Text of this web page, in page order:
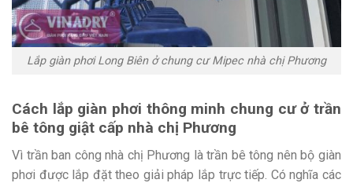
Lắp giàn phơi Long Biên ở chung cư Mipec nhà chị Phương
Cách lắp giàn phơi thông minh chung cư ở trần
bê tông giật cấp nhà chị Phương
Vì trần ban công nhà chị Phương là trần bê tông nên bộ giàn
phơi được lắp đặt theo giải pháp lắp trực tiếp. Có nghĩa các